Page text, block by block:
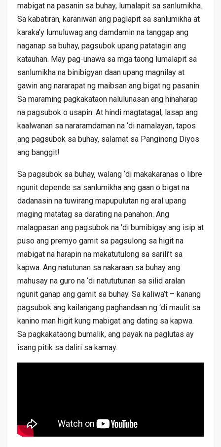
mabigat na pasanin sa buhay, lumalapit sa sanlumikha.
Sa kabatiran, karaniwan ang paglapit sa sanlumikha at
karaka’y lumuluwag ang damdamin na tanggap ang
naganap sa buhay, pagsubok upang patatagin ang
katauhan. May pag-unawa sa mga taong lumalapit sa
sanlumikha na binibigyan daan upang magnilay at
gawin ang nararapat ng maibsan ang bigat ng pasanin.
Sa maraming pagkakataon nalulunasan ang hinaharap
na pagsubok o usapin. At hindi magtatagal, lasap ang
kaalwanan sa nararamdaman na ‘di namalayan, tapos
ang pagsubok sa buhay, salamat sa Panginong Diyos
ang banggit!
Sa pagsubok sa buhay, walang ‘di makakaranas o libre
ngunit depende sa sanlumikha ang gaan o bigat na
dadanasin na tuwirang mapupulutan ng aral upang
maging matatag sa darating na panahon. Ang
malagpasan ang pagsubok na ‘di bumibigay ang isip at
puso ang premyo gamit sa pagsulong sa higit na
mabigat na harapin na makatutulong sa sarili’t sa
kapwa. Ang natutunan sa nakaraan sa buhay ang
mahusay na guro na ‘di natututunan sa silid aralan
ngunit ganap ang gamit sa buhay. Sa kaliwa’t – kanang
pagsubok ang kailangang paghandaan ng ‘di maulit sa
kanino man higit kung mabigat ang dating sa kapwa.
Sa pagkakataong bumalik, ang payak na paglutas ay
isang pitik sa daliri sa kamay.